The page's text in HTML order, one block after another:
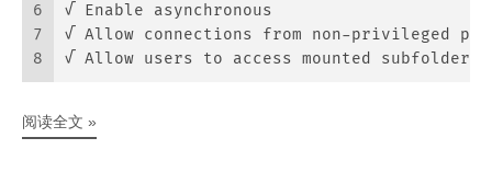
6
7
8
√ Enable asynchronous
√ Allow connections from non-privileged
√ Allow users to access mounted subfolders
阅读全文 »